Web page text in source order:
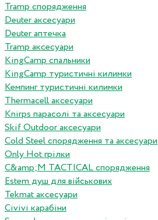
Tramp спорядження
Deuter аксесуари
Deuter аптечка
Tramp аксесуари
KingCamp спальники
KingCamp туристичні килимки
Кемпинг туристичні килимки
Thermacell аксесуари
Knirps парасолі та аксесуари
Skif Outdoor аксесуари
Cold Steel спорядження та аксесуари
Only Hot грілки
C&amp;M TACTICAL спорядження
Estem душ для військових
Tekmat аксесуари
Сivivi карабіни